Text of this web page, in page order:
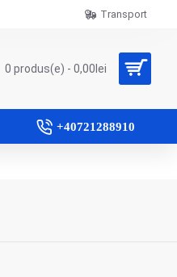
Transport
0 produs(e) - 0,00lei
+40721288910